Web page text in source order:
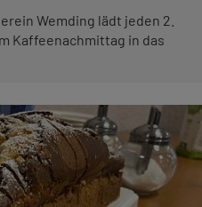
Wemding lädt jeden 2.
Kaffeenachmittag in das